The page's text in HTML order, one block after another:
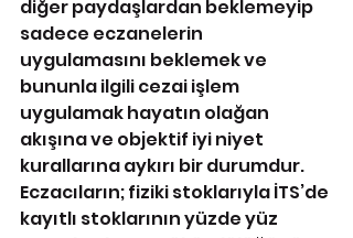
diğer paydaşlardan beklemeyip
sadece eczanelerin
uygulamasını beklemek ve
bununla ilgili cezai işlem
uygulamak hayatın olağan
akışına ve objektif iyi niyet
kurallarına aykırı bir durumdur.
Eczacıların; fiziki stoklarıyla İTS’de
kayıtlı stoklarının yüzde yüz